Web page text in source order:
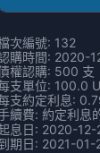
次編號: 132
購時間: 2020-
權認購: 500 支
支單位: 100.0
支約定利息:
續費: 約定利息
息日: 2020-
期日: 2021-